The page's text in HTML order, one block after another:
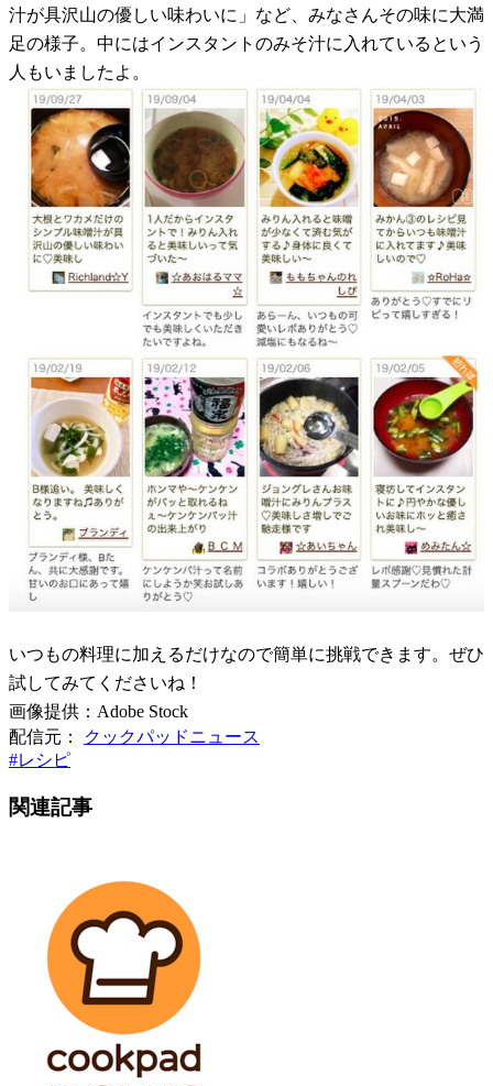
汁が具沢山の優しい味わいに」など、みなさんその味に大満
足の様子。中にはインスタントのみそ汁に入れているという
人もいましたよ。
いつもの料理に加えるだけなので簡単に挑戦できます。ぜひ
試してみてくださいね！
画像提供：Adobe Stock
配信元：
クックパッドニュース
#レシピ
関連記事